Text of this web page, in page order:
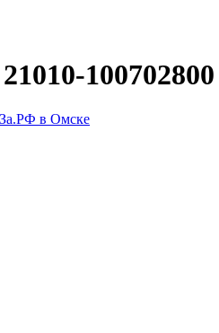
100702800
в Омске